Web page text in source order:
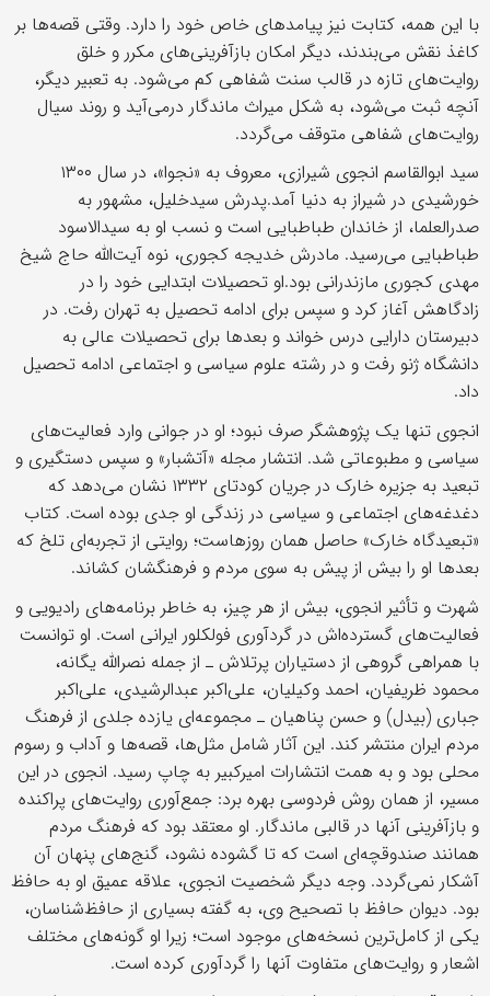
با این همه، کتابت نیز پیامدهای خاص خود را دارد. وقتی قصه‌ها بر
کاغذ نقش می‌بندند، دیگر امکان بازآفرینی‌های مکرر و خلق
روایت‌های تازه در قالب سنت شفاهی کم می‌شود. به تعبیر دیگر،
آنچه ثبت می‌شود، به شکل میراث ماندگار درمی‌آید و روند سیال
روایت‌های شفاهی متوقف می‌گردد.
سید ابوالقاسم انجوی شیرازی، معروف به «نجوا»، در سال ۱۳۰۰
خورشیدی در شیراز به دنیا آمد.پدرش سیدخلیل، مشهور به
صدرالعلما، از خاندان طباطبایی است و نسب او به سیدالاسود
طباطبایی می‌رسید. مادرش خدیجه کجوری، نوه‌ آیت‌الله حاج شیخ
مهدی کجوری مازندرانی بود.او تحصیلات ابتدایی خود را در
زادگاهش آغاز کرد و سپس برای ادامه‌ تحصیل به تهران رفت. در
دبیرستان دارایی درس خواند و بعدها برای تحصیلات عالی به
دانشگاه ژنو رفت و در رشته علوم سیاسی و اجتماعی ادامه‌ تحصیل
داد.
انجوی تنها یک پژوهشگر صرف نبود؛ او در جوانی وارد فعالیت‌های
سیاسی و مطبوعاتی شد. انتشار مجله‌ «آتشبار» و سپس دستگیری و
تبعید به جزیره‌ خارک در جریان کودتای ۱۳۳۲ نشان می‌دهد که
دغدغه‌های اجتماعی و سیاسی در زندگی او جدی بوده است. کتاب
«تبعیدگاه خارک» حاصل همان روزهاست؛ روایتی از تجربه‌ای تلخ که
بعدها او را بیش از پیش به سوی مردم و فرهنگشان کشاند.
شهرت و تأثیر انجوی، بیش از هر چیز، به خاطر برنامه‌های رادیویی و
فعالیت‌های گسترده‌اش در گردآوری فولکلور ایرانی است. او توانست
با همراهی گروهی از دستیاران پرتلاش ـ از جمله نصرالله یگانه،
محمود ظریفیان، احمد وکیلیان، علی‌اکبر عبدالرشیدی، علی‌اکبر
جباری (بیدل) و حسن پناهیان ـ مجموعه‌ای یازده جلدی از فرهنگ
مردم ایران منتشر کند. این آثار شامل مثل‌ها، قصه‌ها و آداب و رسوم
محلی بود و به همت انتشارات امیرکبیر به چاپ رسید. انجوی در این
مسیر، از همان روش فردوسی بهره برد: جمع‌آوری روایت‌های پراکنده
و بازآفرینی آنها در قالبی ماندگار. او معتقد بود که فرهنگ مردم
همانند صندوقچه‌ای است که تا گشوده نشود، گنج‌های پنهان آن
آشکار نمی‌گردد. وجه دیگر شخصیت انجوی، علاقه‌ عمیق او به حافظ
بود. دیوان حافظ با تصحیح وی، به گفته‌ بسیاری از حافظ‌شناسان،
یکی از کامل‌ترین نسخه‌های موجود است؛ زیرا او گونه‌های مختلف
اشعار و روایت‌های متفاوت آنها را گردآوری کرده است.